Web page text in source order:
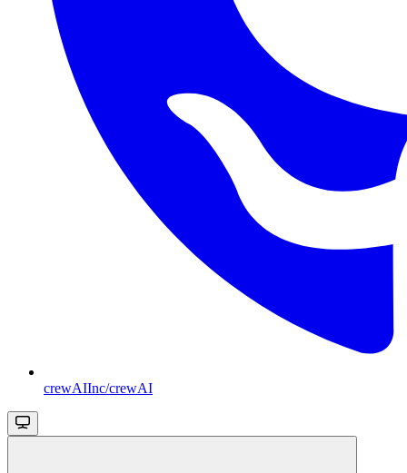
crewAIInc/crewAI